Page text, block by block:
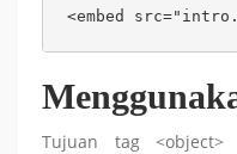
<embed
Tujuan tag <object>